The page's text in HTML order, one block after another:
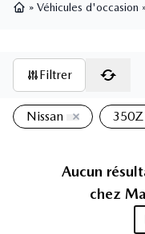
» Véhicules d'occasion
Filtrer
Nissan 350Z
Aucun
chez